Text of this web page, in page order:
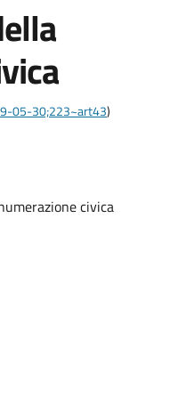
05-30;223~art43)
civica